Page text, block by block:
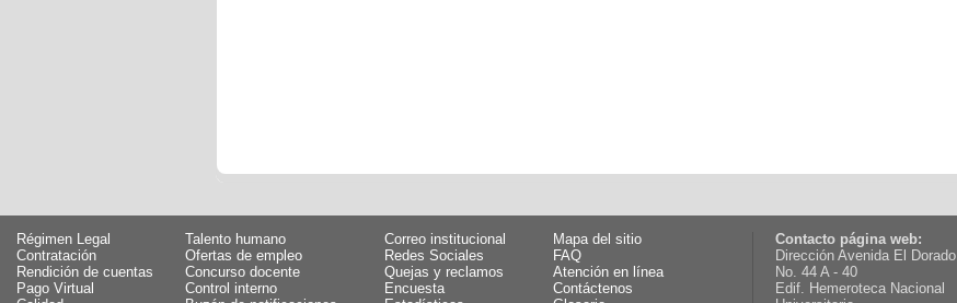
Régimen Legal
Talento humano
Contratación
Ofertas de empleo
Rendición de cuentas
Concurso docente
Pago Virtual
Control interno
Correo institucional
Mapa del sitio
Redes Sociales
FAQ
Quejas y reclamos
Atención en línea
Encuesta
Contáctenos
Contacto página web:
Dirección Avenida El Dorado
No. 44 A - 40
Edif. Hemeroteca Nacional